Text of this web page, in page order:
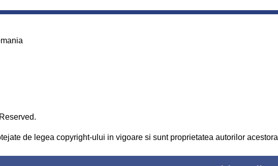
de legea copyright-ului in vigoare si sunt proprietatea autorilor acestora